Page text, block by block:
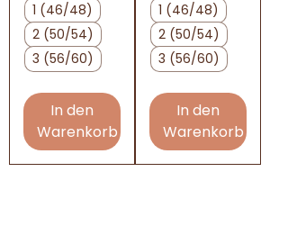
1 (46/48)
2 (50/54)
3 (56/60)
In den
Warenkorb
1 (46/48)
2 (50/54)
3 (56/60)
In den
Warenkorb